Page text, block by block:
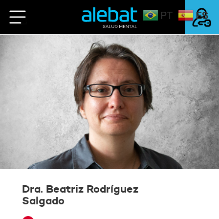
Saltar
al
Mi Cuenta
Login
Dra. Beatriz Rodríguez
Salgado
PT ES